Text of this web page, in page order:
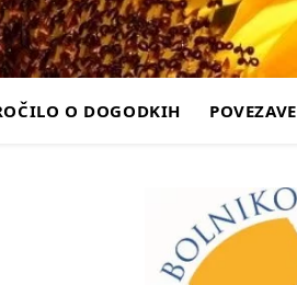
O DOGODKIH POVEZAVE